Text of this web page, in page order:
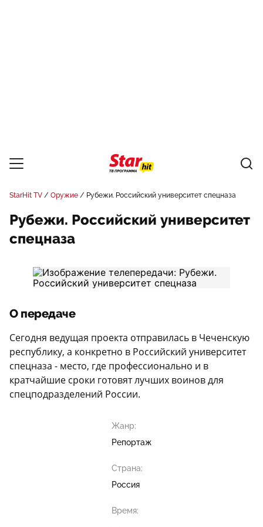
StarHit TV Оружие Рубежи. Российский университет спецназа
Рубежи. Российский университет
спецназа
О передаче
Сегодня ведущая проекта отправилась в Чеченскую
республику, а конкретно в Российский университет
спецназа - место, где профессионально и в
кратчайшие сроки готовят лучших воинов для
спецподразделений России.
Жанр:
Репортаж
Страна:
Россия
Время: